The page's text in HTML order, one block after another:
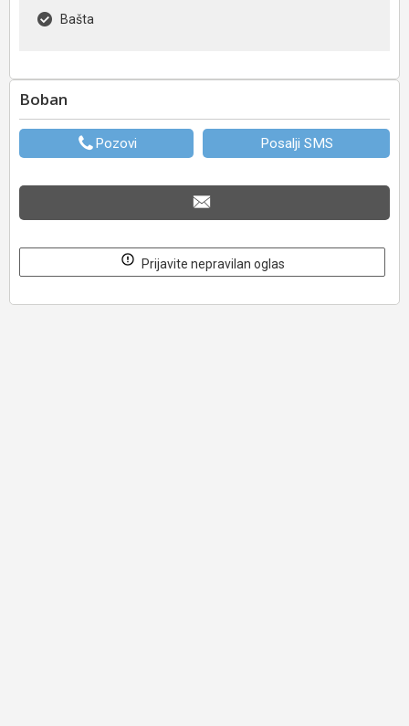
Bašta
Boban
Pozovi Posalji SMS
Prijavite nepravilan oglas